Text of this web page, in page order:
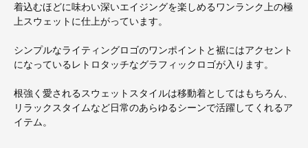
着込むほどに味わい深いエイジングを楽しめるワンランク上の極
上スウェットに仕上がっています。
シンプルなライティングロゴのワンポイントと裾にはアクセント
になっているレトロタッチなグラフィックロゴが入ります。
根強く愛されるスウェットスタイルは移動着としてはもちろん、
リラックスタイムなど日常のあらゆるシーンで活躍してくれるア
イテム。